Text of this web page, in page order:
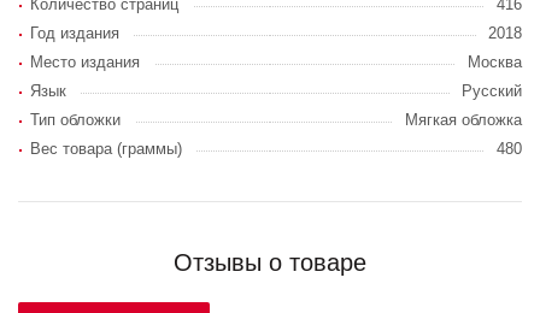
Количество страниц
416
Год издания
2018
Место издания
Москва
Язык
Русский
Тип обложки
Мягкая обложка
Вес товара (граммы)
480
Отзывы о товаре